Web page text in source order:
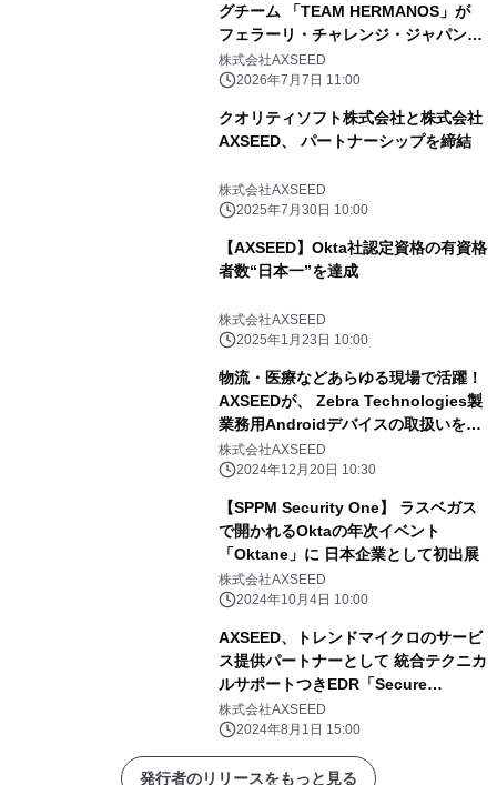
グチーム 「TEAM HERMANOS」が
フェラーリ・チャレンジ・ジャパン第
4戦で優勝！ ～限界を超える「挑戦」
を支えるスポンサーシップを体現～
株式会社AXSEED
2026年7月7日 11:00
クオリティソフト株式会社と株式会社
AXSEED、 パートナーシップを締結
株式会社AXSEED
2025年7月30日 10:00
【AXSEED】Okta社認定資格の有資格
者数“日本一”を達成
株式会社AXSEED
2025年1月23日 10:00
物流・医療などあらゆる現場で活躍！
AXSEEDが、 Zebra Technologies製
業務用Androidデバイスの取扱いを開
始
株式会社AXSEED
2024年12月20日 10:30
【SPPM Security One】 ラスベガス
で開かれるOktaの年次イベント
「Oktane」に 日本企業として初出展
株式会社AXSEED
2024年10月4日 10:00
AXSEED、トレンドマイクロのサービ
ス提供パートナーとして 統合テクニカ
ルサポートつきEDR「Secure
Managed EDR」の 販売を開始
株式会社AXSEED
2024年8月1日 15:00
発行者のリリースをもっと見る